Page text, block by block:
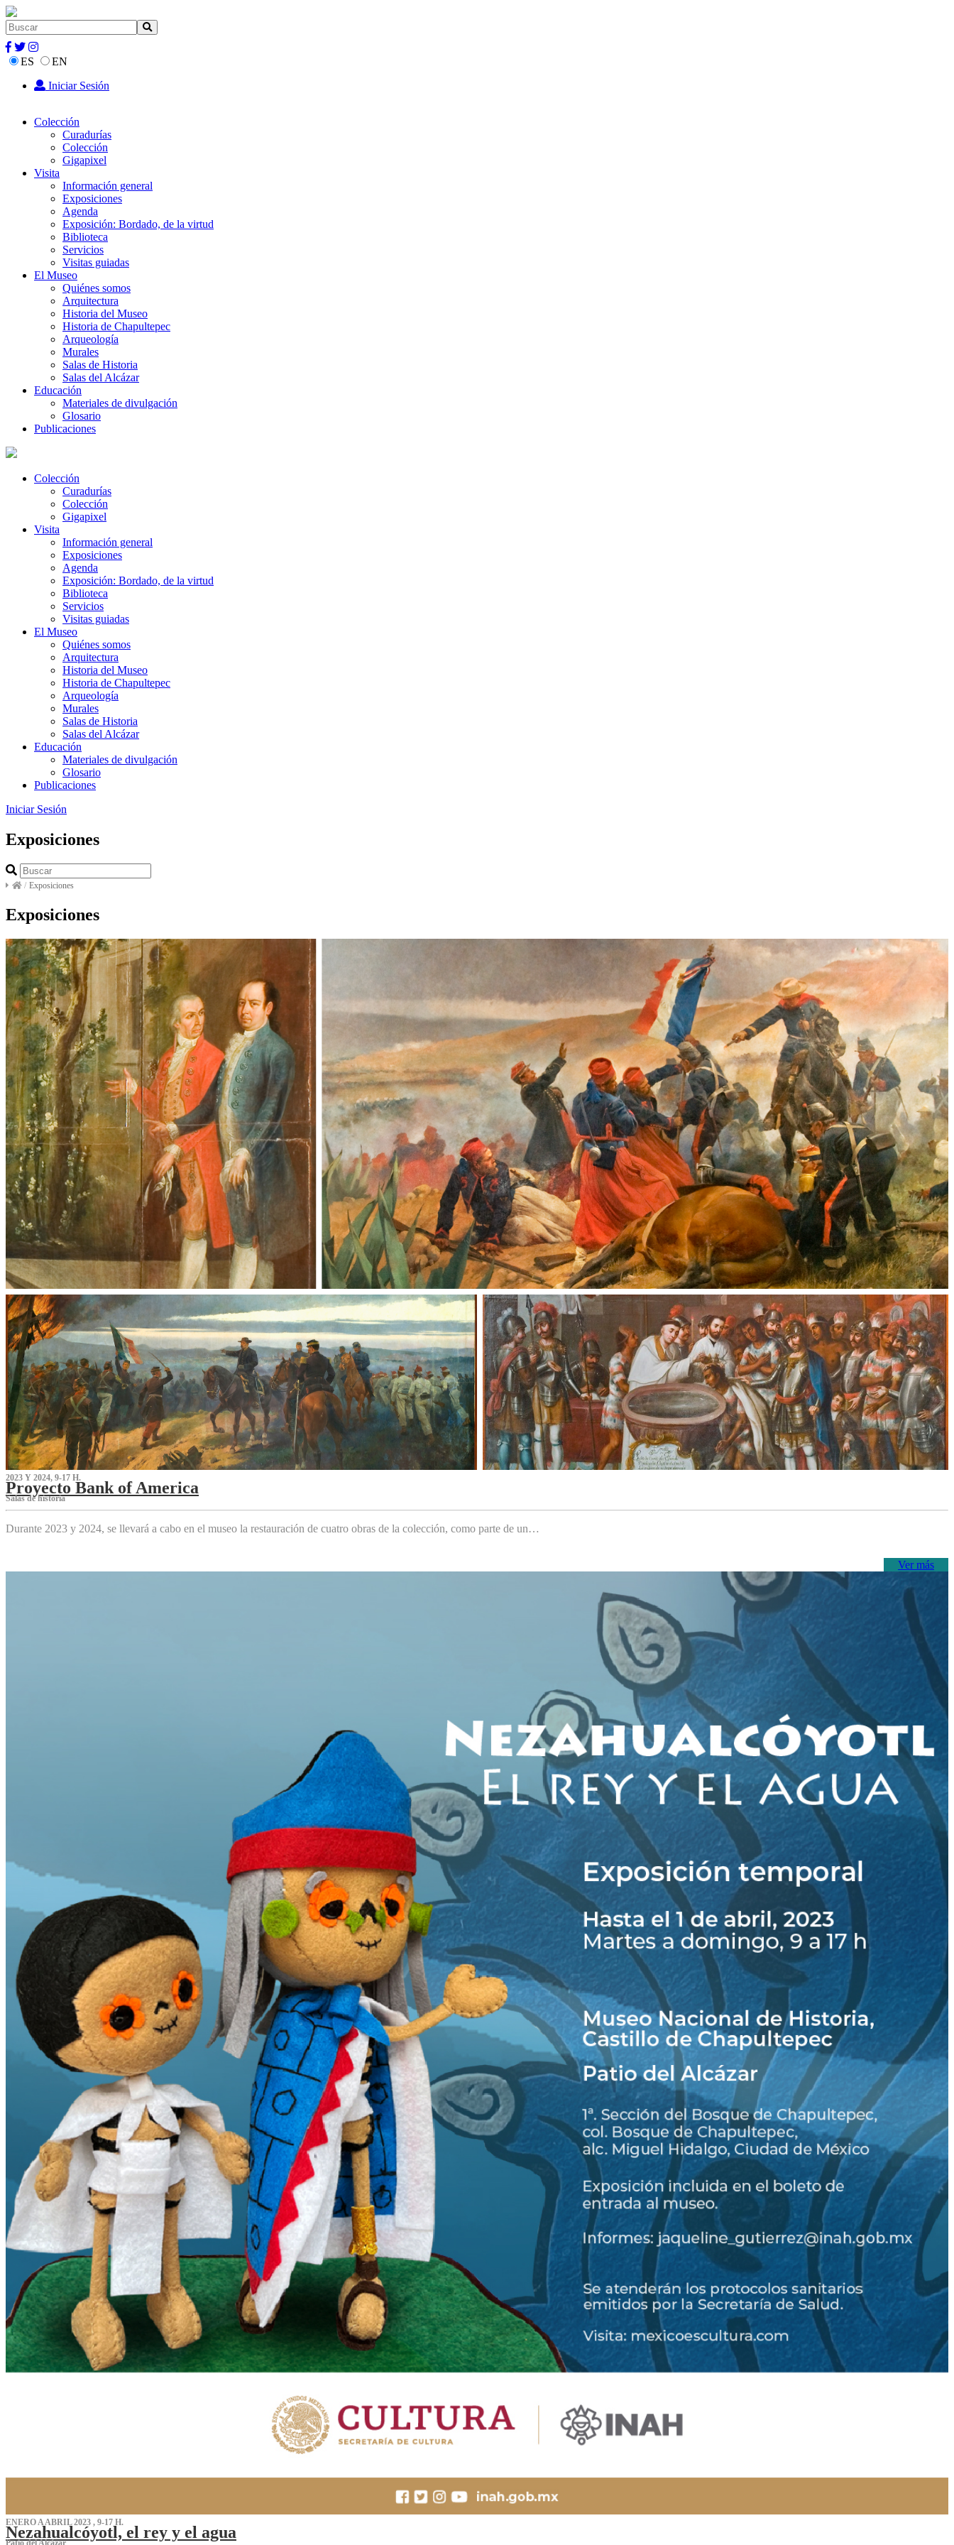
ES
EN
Iniciar Sesión
Colección
Curadurías
Colección
Gigapixel
Visita
Información general
Exposiciones
Agenda
Exposición: Bordado, de la virtud
Biblioteca
Servicios
Visitas guiadas
El Museo
Quiénes somos
Arquitectura
Historia del Museo
Historia de Chapultepec
Arqueología
Murales
Salas de Historia
Salas del Alcázar
Educación
Materiales de divulgación
Glosario
Publicaciones
Colección
Curadurías
Colección
Gigapixel
Visita
Información general
Exposiciones
Agenda
Exposición: Bordado, de la virtud
Biblioteca
Servicios
Visitas guiadas
El Museo
Quiénes somos
Arquitectura
Historia del Museo
Historia de Chapultepec
Arqueología
Murales
Salas de Historia
Salas del Alcázar
Educación
Materiales de divulgación
Glosario
Publicaciones
Iniciar Sesión
Exposiciones
/ Exposiciones
Exposiciones
2023 Y 2024, 9-17 H.
Proyecto Bank of America
S‌alas de historia
Durante 2023 y 2024, se llevará a cabo en el museo la restauración de cuatro obras de la colección, como parte de un…
Ver más
ENERO A ABRIL 2023 , 9-17 H.
Nezahualcóyotl, el rey y el agua